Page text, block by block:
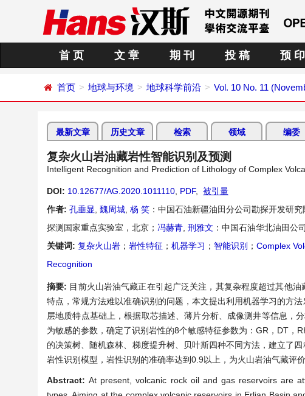
首 页 文 章 期 刊 投 稿 预 印
首页 地球与环境 地球科学前沿 Vol. 10 No. 11
最新文章 历史文章 检索 领域 编委
复杂火山岩油藏岩性智能识别及预测
Intelligent Recognition and Prediction of Lithology of Complex
DOI: 10.12677/AG.2020.1011110 PDF,
被引量
作者: 孔垂显 魏周城 杨 笑 ：中国石油新疆油田分公司勘探开发研究
探测国家重点实验室，北京； 冯赫青 刑雅文 ：中国石油华北油田公
关键词: 复杂火山岩 ； 岩性特征 ； 机器学习 ； 智能识别 ； Complex
Recognition
摘要: 目前火山岩油气藏正在引起广泛关注，其复杂程度超过其他
特点，常规方法难以准确识别的问题，本文提出利用机器学习的方
层地质特点基础上，根据取芯描述、薄片分析、成像测井等信息，
为敏感的参数，确定了识别岩性的8个敏感特征参数为：GR，DT，
的决策树、随机森林、梯度提升树、贝叶斯四种不同方法，建立了
岩性识别模型，岩性识别的准确率达到0.9以上，为火山岩油气藏评价
Abstract:At present, volcanic rock oil and gas reservoirs are